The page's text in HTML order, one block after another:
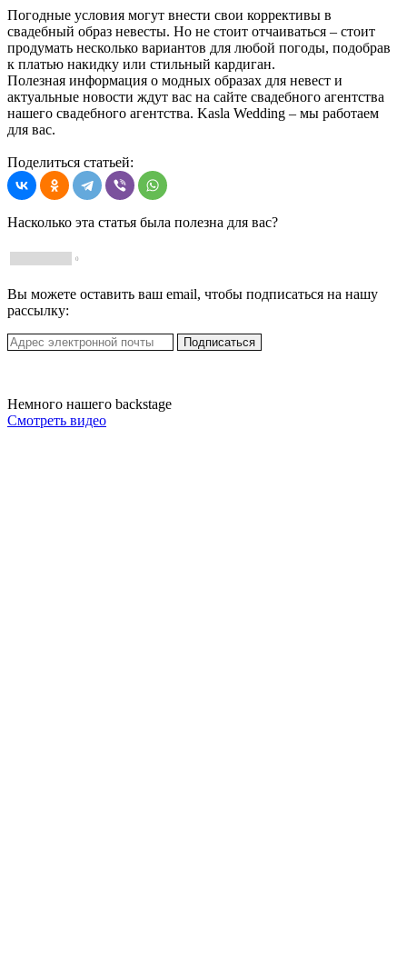
Погодные условия могут внести свои коррективы в
свадебный образ невесты. Но не стоит отчаиваться – стоит
продумать несколько вариантов для любой погоды, подобрав
к платью накидку или стильный кардиган.
Полезная информация о модных образах для невест и
актуальные новости ждут вас на сайте свадебного агентства
нашего свадебного агентства. Kasla Wedding – мы работаем
для вас.
Поделиться статьей:
Насколько эта статья была полезна для вас?
0
Вы можете оставить ваш email, чтобы подписаться на нашу
рассылку:
Немного нашего backstage
Смотреть видео